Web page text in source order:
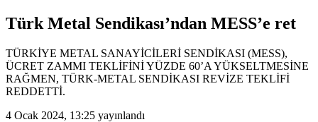
Türk Metal Sendikası’ndan MESS’e ret
TÜRKİYE METAL SANAYİCİLERİ SENDİKASI (MESS),
ÜCRET ZAMMI TEKLİFİNİ YÜZDE 60’A YÜKSELTMESİNE
RAĞMEN, TÜRK-METAL SENDİKASI REVİZE TEKLİFİ
REDDETTİ.
4 Ocak 2024, 13:25 yayınlandı